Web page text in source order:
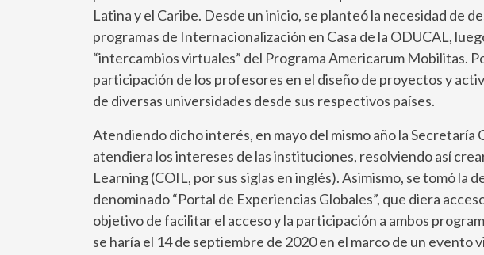
Latina y el Caribe. Desde un inicio, se planteó la necesidad de
programas de Internacionalización en Casa de la ODUCAL,
“intercambios virtuales” del Programa Americarum Mobilitas.
participación de los profesores en el diseño de proyectos y
de diversas universidades desde sus respectivos países.
Atendiendo dicho interés, en mayo del mismo año la
atendiera los intereses de las instituciones, resolviendo así
Learning (COIL, por sus siglas en inglés). Asimismo, se tomó
denominado “Portal de Experiencias Globales”, que diera
objetivo de facilitar el acceso y la participación a ambos
se haría el 14 de septiembre de 2020 en el marco de un evento